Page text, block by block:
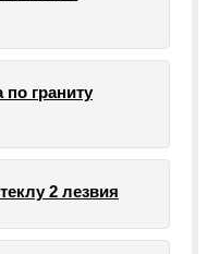
по граниту
2 лезвия